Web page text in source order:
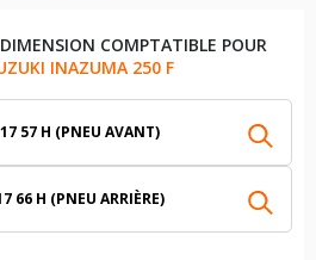
COMPTATIBLE POUR
INAZUMA 250 F
57 H (PNEU AVANT)
66 H (PNEU ARRIÈRE)